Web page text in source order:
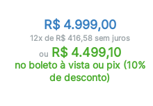
R$ 4.999,00
12x de R$ 416,58 sem juros
ouR$ 4.499,10
no boleto à vista ou pix (10%
de desconto)